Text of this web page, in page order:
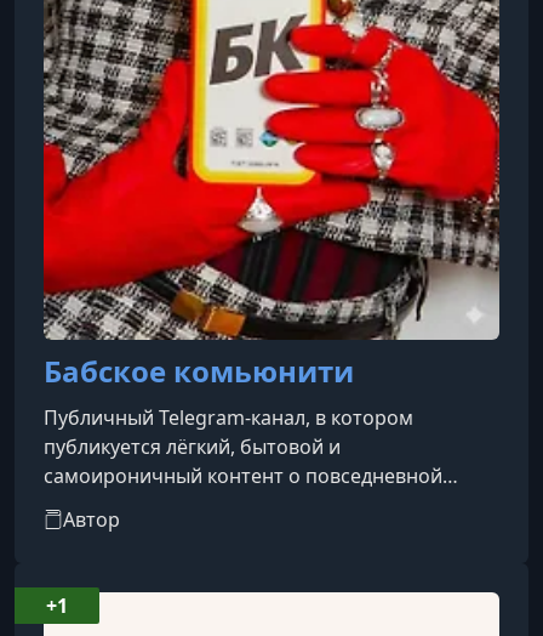
Бабское комьюнити
Публичный Telegram-канал, в котором
публикуется лёгкий, бытовой и
самоироничный контент о повседневной
жизни, делится «просто жиза», семейными
историями и бытовыми наблюдениями.
жизни, юмора и матерной самоиронии, а
формат можно охарактеризовать как «еще
Автор
+1